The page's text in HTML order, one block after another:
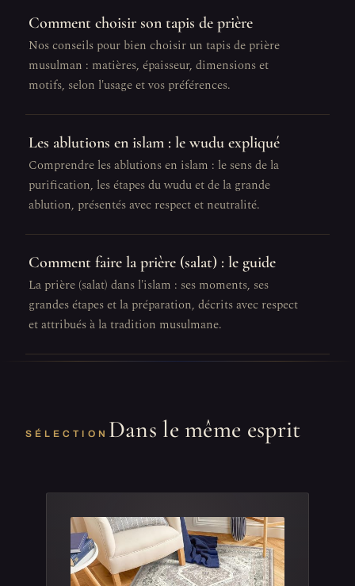
Comment choisir son tapis de prière
Nos conseils pour bien choisir un tapis de prière
musulman : matières, épaisseur, dimensions et
motifs, selon l'usage et vos préférences.
Les ablutions en islam : le wudu expliqué
Comprendre les ablutions en islam : le sens de la
purification, les étapes du wudu et de la grande
ablution, présentés avec respect et neutralité.
Comment faire la prière (salat) : le guide
La prière (salat) dans l'islam : ses moments, ses
grandes étapes et la préparation, décrits avec respect
et attribués à la tradition musulmane.
SÉLECTION Dans le même esprit